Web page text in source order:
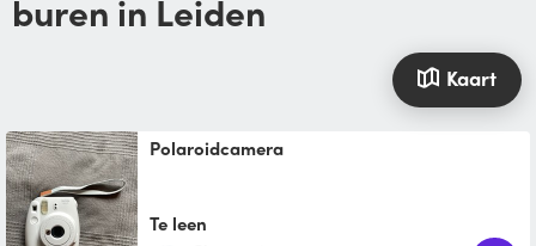
buren in Leiden
Kaart
Polaroidcamera
Te leen